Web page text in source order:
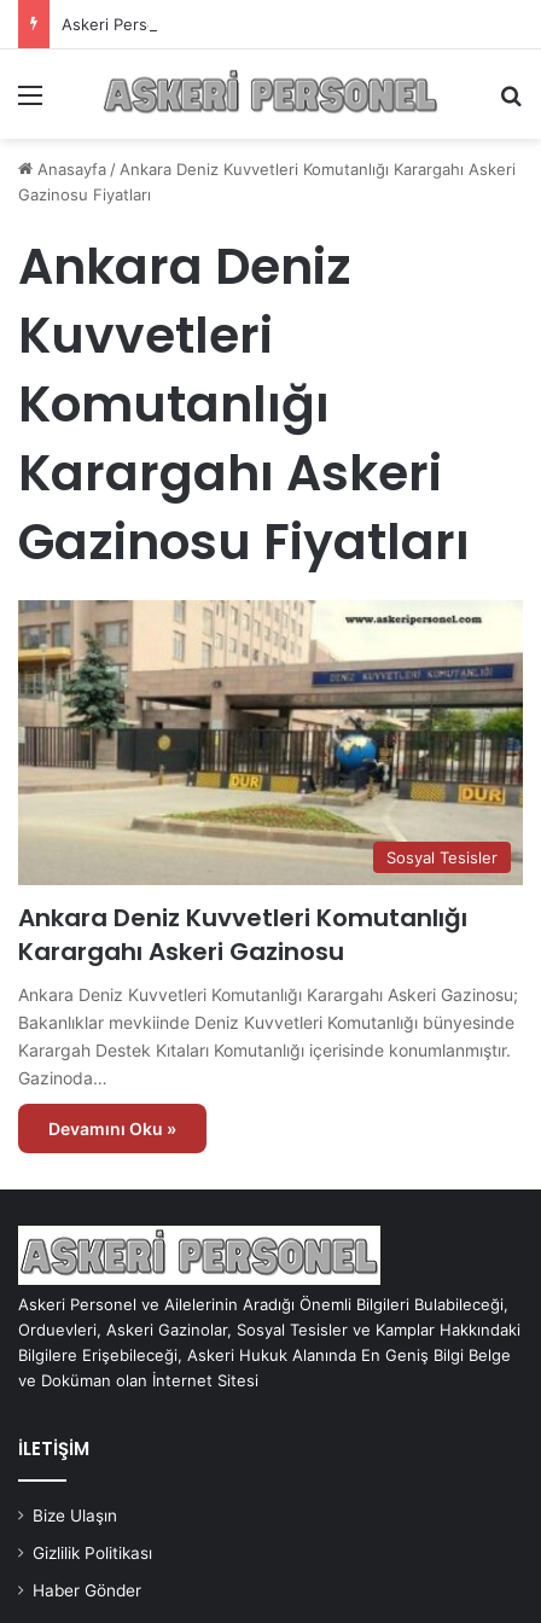
Askeri Personelin Güncel Haber ve Bilgi Sitesi.
Anasayfa / Ankara Deniz Kuvvetleri Komutanlığı Karargahı Askeri
Gazinosu Fiyatları
Ankara Deniz
Kuvvetleri
Komutanlığı
Karargahı Askeri
Gazinosu Fiyatları
Sosyal Tesisler
Ankara Deniz Kuvvetleri Komutanlığı
Karargahı Askeri Gazinosu
Ankara Deniz Kuvvetleri Komutanlığı Karargahı Askeri Gazinosu;
Bakanlıklar mevkiinde Deniz Kuvvetleri Komutanlığı bünyesinde
Karargah Destek Kıtaları Komutanlığı içerisinde konumlanmıştır.
Gazinoda…
Devamını Oku »
Askeri Personel ve Ailelerinin Aradığı Önemli Bilgileri Bulabileceği,
Orduevleri, Askeri Gazinolar, Sosyal Tesisler ve Kamplar Hakkındaki
Bilgilere Erişebileceği, Askeri Hukuk Alanında En Geniş Bilgi Belge
ve Doküman olan İnternet Sitesi
İLETİŞİM
Bize Ulaşın
Gizlilik Politikası
Haber Gönder